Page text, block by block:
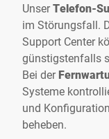
UnserTelefon-
im Störungsfall.
Support Center
günstigstenfalls
Bei der
Systeme
und
beheben.